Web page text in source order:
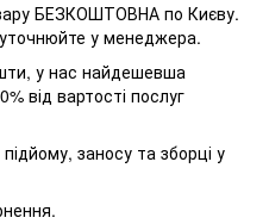
БЕЗКОШТОВНА по Києву.
уточнюйте у менеджера.
у нас найдешевша
від вартості послуг
заносу та зборці у